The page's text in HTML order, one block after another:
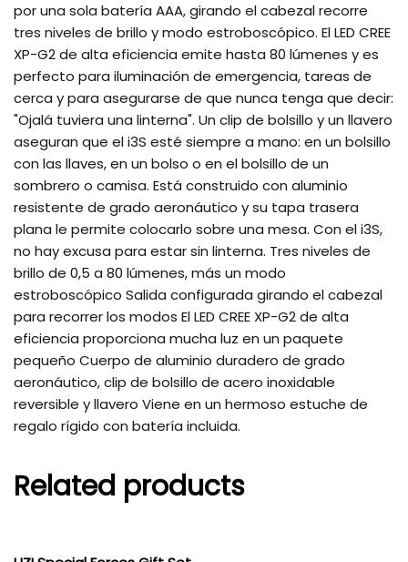
por una sola batería AAA, girando el cabezal recorre
tres niveles de brillo y modo estroboscópico. El LED CREE
XP-G2 de alta eficiencia emite hasta 80 lúmenes y es
perfecto para iluminación de emergencia, tareas de
cerca y para asegurarse de que nunca tenga que decir:
"Ojalá tuviera una linterna". Un clip de bolsillo y un llavero
aseguran que el i3S esté siempre a mano: en un bolsillo
con las llaves, en un bolso o en el bolsillo de un
sombrero o camisa. Está construido con aluminio
resistente de grado aeronáutico y su tapa trasera
plana le permite colocarlo sobre una mesa. Con el i3S,
no hay excusa para estar sin linterna. Tres niveles de
brillo de 0,5 a 80 lúmenes, más un modo
estroboscópico Salida configurada girando el cabezal
para recorrer los modos El LED CREE XP-G2 de alta
eficiencia proporciona mucha luz en un paquete
pequeño Cuerpo de aluminio duradero de grado
aeronáutico, clip de bolsillo de acero inoxidable
reversible y llavero Viene en un hermoso estuche de
regalo rígido con batería incluida.
Related products